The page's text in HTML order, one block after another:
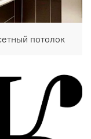
потолок